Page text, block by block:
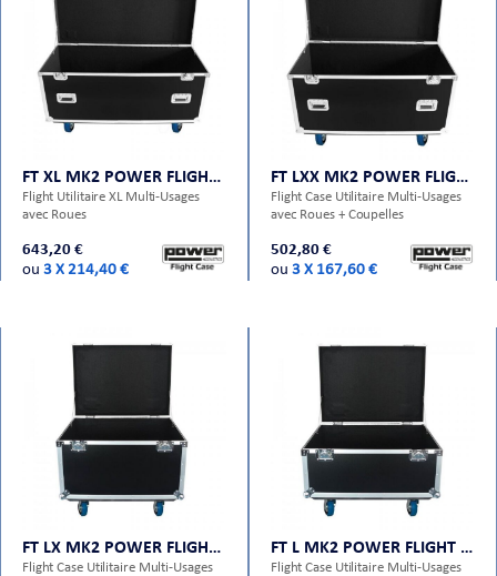
FT XL MK2 POWER FLIGHT CASES
Flight Utilitaire XL Multi-Usages
avec Roues
643,20 €
ou 3 X 214,40 €
FT LXX MK2 POWER FLIGHT CASES
Flight Case Utilitaire Multi-Usages
avec Roues + Coupelles
502,80 €
ou 3 X 167,60 €
FT LX MK2 POWER FLIGHT CASES
Flight Case Utilitaire Multi-Usages
FT L MK2 POWER FLIGHT CASES
Flight Case Utilitaire Multi-Usages